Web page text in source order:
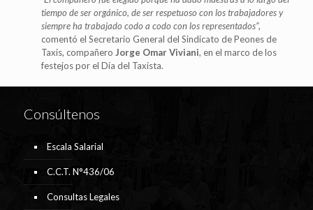
tiempo de ser orgánico, de ser respetuoso con los trabajadores y
siempre ha trabajado codo a codo con los representados”,
comentó el Secretario General del Sindicato de Peones de
Taxis, compañero Jorge Omar Viviani, en el marco de los
festejos por el Día del Taxista.
Consúltenos
Escala Salarial
C.C.T. N°436/06
Consultas Legales